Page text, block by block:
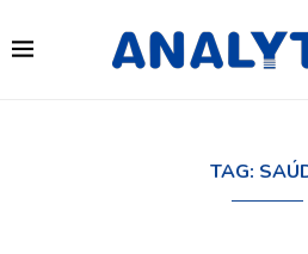
TAG: